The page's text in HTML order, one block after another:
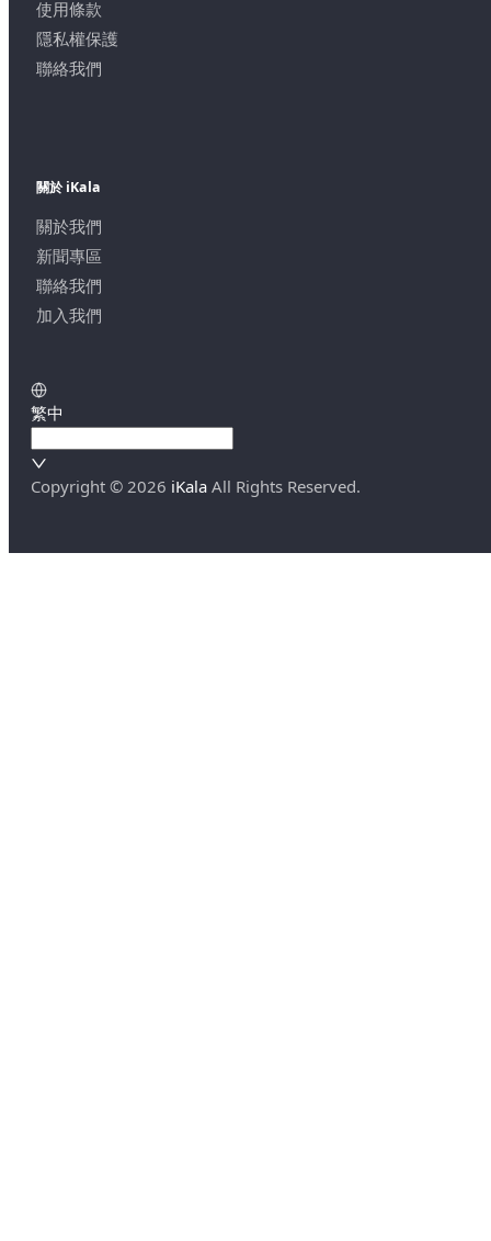
使用條款
隱私權保護
聯絡我們
關於 iKala
關於我們
新聞專區
聯絡我們
加入我們
繁中
Copyright © 2026 iKala All Rights Reserved.